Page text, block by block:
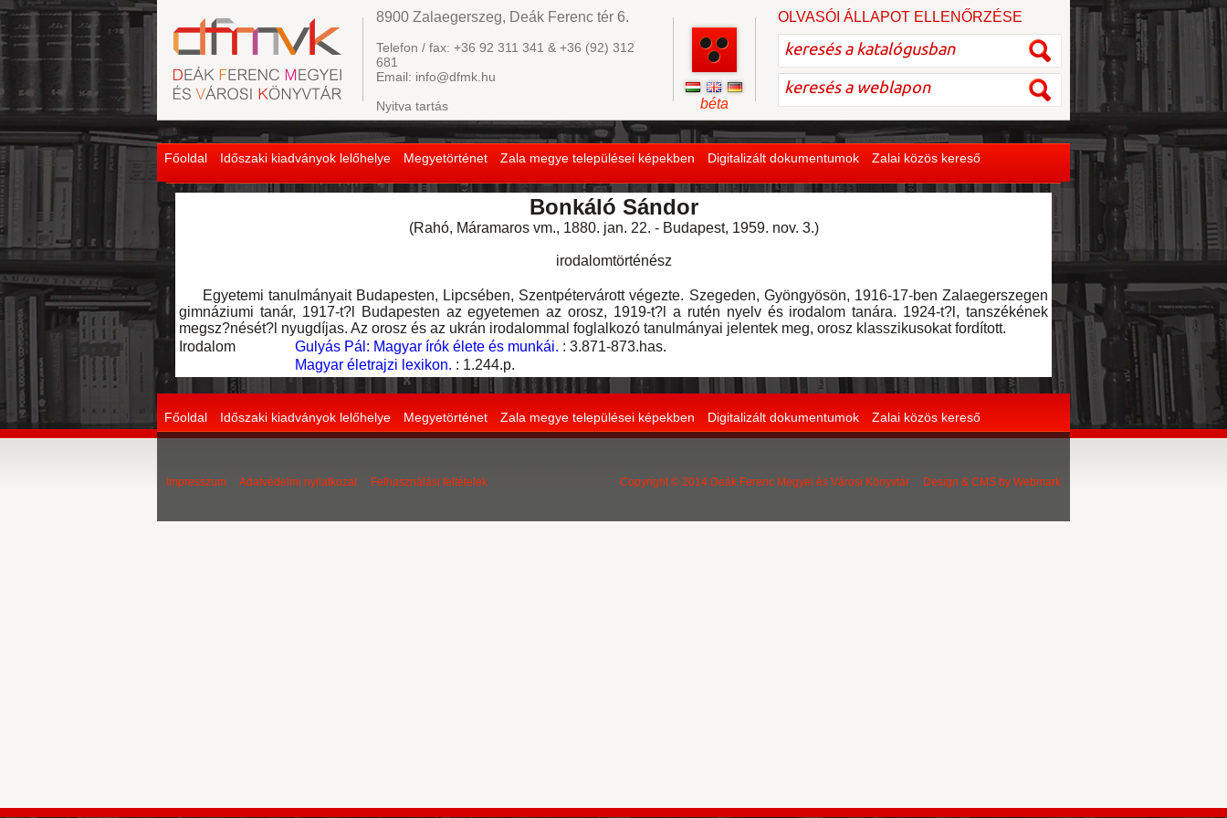
Főoldal Időszaki kiadványok lelőhelye Megyetörténet Zala megye települései képekben Digitalizált dokumentumok Zalai közös kereső
8900 Zalaegerszeg, Deák Ferenc tér 6.
Telefon / fax: +36 92 311 341 & +36 (92) 312
681
Email: info@dfmk.hu
Nyitva tartás
béta
OLVASÓI ÁLLAPOT ELLENŐRZÉSE
Bonkáló Sándor
(Rahó, Máramaros vm., 1880. jan. 22. - Budapest, 1959. nov. 3.)
irodalomtörténész
Egyetemi tanulmányait Budapesten, Lipcsében, Szentpétervárott végezte. Szegeden, Gyöngyösön, 1916-17-ben Zalaegerszegen
gimnáziumi tanár, 1917-t?l Budapesten az egyetemen az orosz, 1919-t?l a rutén nyelv és irodalom tanára. 1924-t?l, tanszékének
megsz?nését?l nyugdíjas. Az orosz és az ukrán irodalommal foglalkozó tanulmányai jelentek meg, orosz klasszikusokat fordított.
Irodalom
Gulyás Pál: Magyar írók élete és munkái. : 3.871-873.has.
Magyar életrajzi lexikon. : 1.244.p.
Főoldal Időszaki kiadványok lelőhelye Megyetörténet Zala megye települései képekben Digitalizált dokumentumok Zalai közös kereső
Impresszum Adatvédelmi nyilatkozat Felhasználási feltételek Copyright © 2014 Deák Ferenc Megyei és Városi Könyvtár Design & CMS by Webmark